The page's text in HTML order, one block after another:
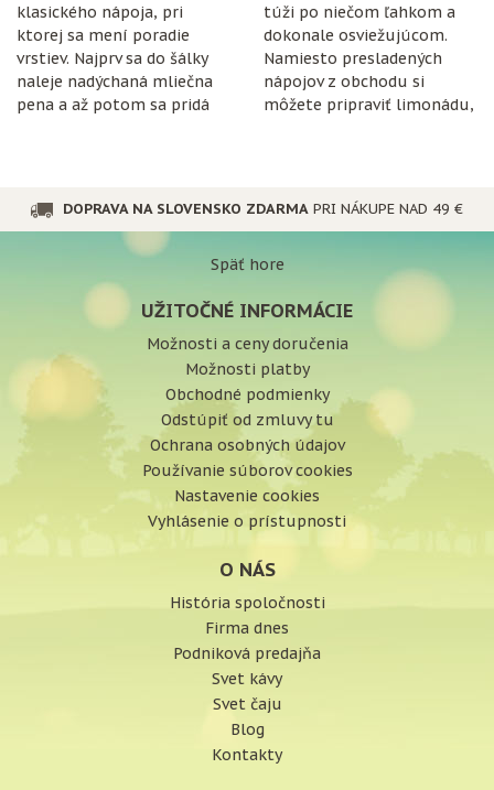
klasického nápoja, pri
ktorej sa mení poradie
vrstiev. Najprv sa do šálky
naleje nadýchaná mliečna
pena a až potom sa pridá
túži po niečom ľahkom a
dokonale osviežujúcom.
Namiesto presladených
nápojov z obchodu si
môžete pripraviť limonádu,
DOPRAVA NA SLOVENSKO ZDARMA PRI NÁKUPE NAD 49 €
Späť hore
UŽITOČNÉ INFORMÁCIE
Možnosti a ceny doručenia
Možnosti platby
Obchodné podmienky
Odstúpiť od zmluvy tu
Ochrana osobných údajov
Používanie súborov cookies
Nastavenie cookies
Vyhlásenie o prístupnosti
O NÁS
História spoločnosti
Firma dnes
Podniková predajňa
Svet kávy
Svet čaju
Blog
Kontakty